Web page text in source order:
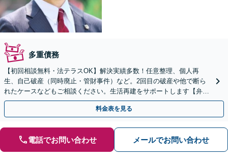
多重債務
【初回相談無料・法テラスOK】解決実績多数！任意整理、個人再
生、自己破産（同時廃止・管財事件）など。2回目の破産や他で断ら
れたケースなどもご相談ください。生活再建をサポートします【弁護
士歴15年以上】【休日・夜間相談可】【西11丁目駅5分】
料金表を見る
電話でお問い合わせ メールでお問い合わせ